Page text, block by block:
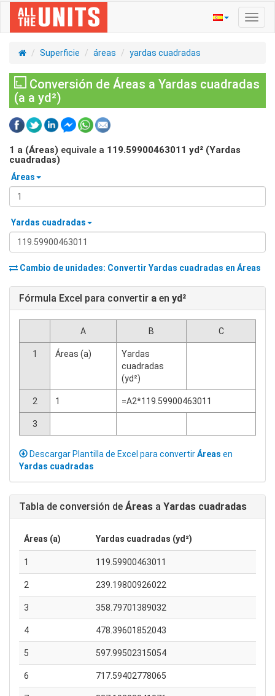
Superficie áreas yardas cuadradas
Conversión de Áreas a Yardas cuadradas
(a a yd²)
1 a (Áreas) equivale a 119.59900463011 yd² (Yardas
cuadradas)
Áreas
Yardas cuadradas
Cambio de unidades: Convertir Yardas cuadradas en Áreas
Fórmula Excel para convertir a en yd²
A B C
1 Áreas (a)
Yardas
cuadradas
(yd²)
2 1 =A2*119.59900463011
3
Descargar Plantilla de Excel para convertirÁreas en
Yardas cuadradas
Tabla de conversión de Áreas a Yardas cuadradas
Áreas (a) Yardas cuadradas (yd²)
1 119.59900463011
2 239.19800926022
3 358.79701389032
4 478.39601852043
5 597.99502315054
6 717.59402778065